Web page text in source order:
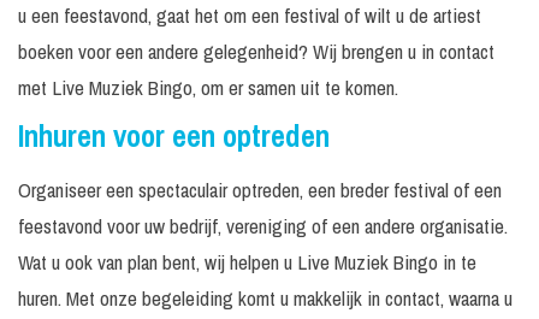
u een feestavond, gaat het om een festival of wilt u de artiest
boeken voor een andere gelegenheid? Wij brengen u in contact
met Live Muziek Bingo, om er samen uit te komen.
Inhuren voor een optreden
Organiseer een spectaculair optreden, een breder festival of een
feestavond voor uw bedrijf, vereniging of een andere organisatie.
Wat u ook van plan bent, wij helpen u Live Muziek Bingo in te
huren. Met onze begeleiding komt u makkelijk in contact, waarna u